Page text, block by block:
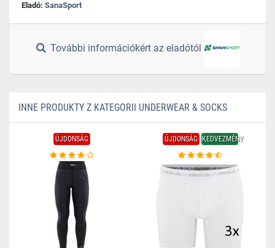
Eladó: SanaSport
További információkért az eladótól
INNE PRODUKTY Z KATEGORII UNDERWEAR & SOCKS
ÚJDONSÁG ÚJDONSÁG KEDVEZMÉNY